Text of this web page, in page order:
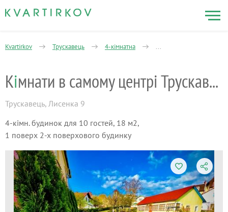
Kvartirkov Трускавець 4-кімнатна Кімнати в самому центрі
Кі мнати в самому центрі Трускавця
Трускавець, Лисенка 9
4-кімн. будинок для 10 гостей, 18 м2,
1 поверх 2-х поверхового будинку